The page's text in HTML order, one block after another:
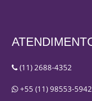
(11) 2688-4352
+55 (11) 98553-5942